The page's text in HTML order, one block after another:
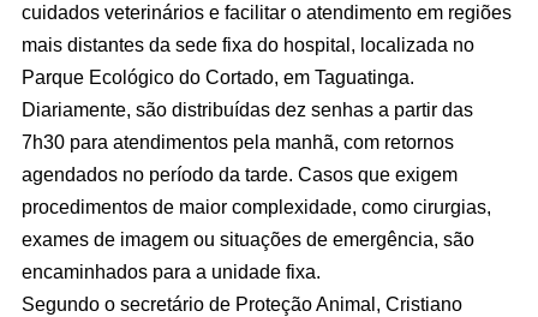
cuidados veterinários e facilitar o atendimento em regiões
mais distantes da sede fixa do hospital, localizada no
Parque Ecológico do Cortado, em Taguatinga.
Diariamente, são distribuídas dez senhas a partir das
7h30 para atendimentos pela manhã, com retornos
agendados no período da tarde. Casos que exigem
procedimentos de maior complexidade, como cirurgias,
exames de imagem ou situações de emergência, são
encaminhados para a unidade fixa.
Segundo o secretário de Proteção Animal, Cristiano